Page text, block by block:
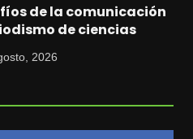
de la comunicación
de ciencias
2026